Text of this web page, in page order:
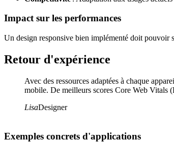
Impact sur les performances
Un design responsive bien implémenté doit pouvoir
Retour d'expérience
Avec des ressources adaptées à chaque
mobile. De meilleurs scores Core Web Vitals
LisaDesigner
Exemples concrets d'applications